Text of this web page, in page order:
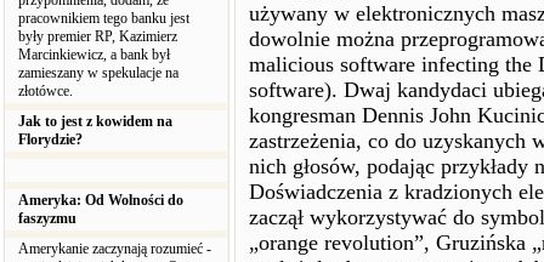
pracownikiem tego banku jest
były premier RP, Kazimierz
Marcinkiewicz, a bank był
zamieszany w spekulacje na
złotówce.
Jak to jest z kowidem na
Florydzie?
Ameryka: Od Wolności do
faszyzmu
Amerykanie zaczynają rozumieć -
używany w elektronicznych
dowolnie można
malicious software infecting the
software). Dwaj kandydaci
kongresman Dennis John
zastrzeżenia, co do uzyskanych
nich głosów, podając
Doświadczenia z kradzionych
zaczął wykorzystywać do
„orange revolution”, Gruzińska